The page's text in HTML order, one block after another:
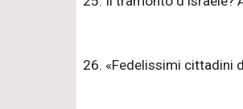
26. «Fedelissimi cittadini